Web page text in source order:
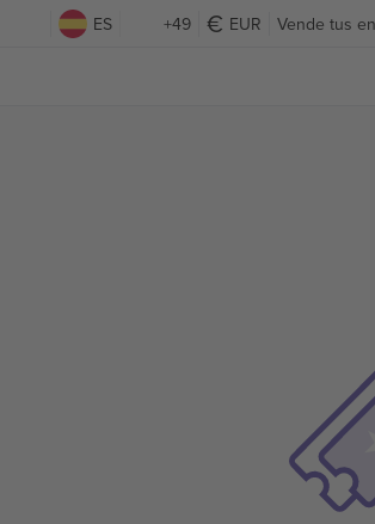
ES +49 EUR Vende tus